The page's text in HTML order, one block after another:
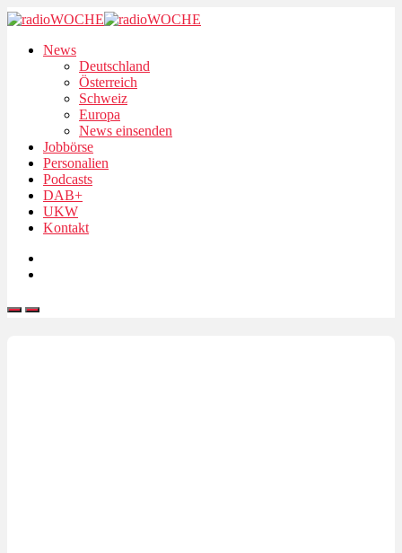
News
Deutschland
Österreich
Schweiz
Europa
News einsenden
Jobbörse
Personalien
Podcasts
DAB+
UKW
Kontakt